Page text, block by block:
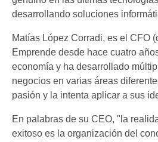
desarrollando soluciones
Matías López Corradi, es el CFO
Emprende desde hace cuatro
economía y ha desarrollado
negocios en varias áreas
pasión y la intenta aplicar a sus
En palabras de su CEO, "la
exitoso es la organización del